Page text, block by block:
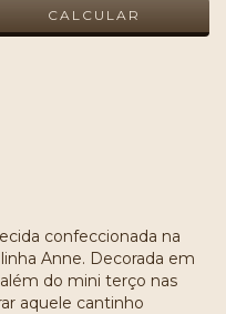
CALCULAR
confeccionada na
Anne. Decorada em
do mini terço nas
aquele cantinho